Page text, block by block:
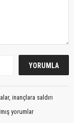
inançlara saldırı
yorumlar